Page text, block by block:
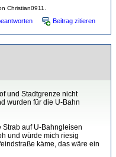
Christian0911.
Beitrag zitieren
und Stadtgrenze nicht
wurden für die U-Bahn
Strab auf U-Bahngleisen
und würde mich riesig
käme, das wäre ein